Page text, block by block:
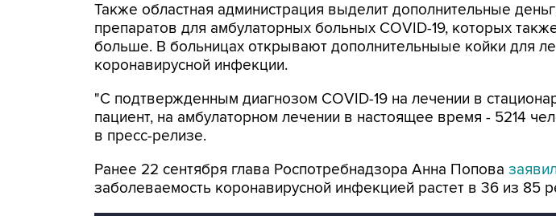
Также областная администрация выделит дополнительные
препаратов для амбулаторных больных COVID-19, которых
больше. В больницах открывают дополнительныые койки для
коронавирусной инфекции.
"С подтвержденным диагнозом COVID-19 на лечении в
пациент, на амбулаторном лечении в настоящее время - 5214
в пресс-релизе.
Ранее 22 сентября глава Роспотребнадзора Анна Попова
заболеваемость коронавирусной инфекцией растет в 36 из 85